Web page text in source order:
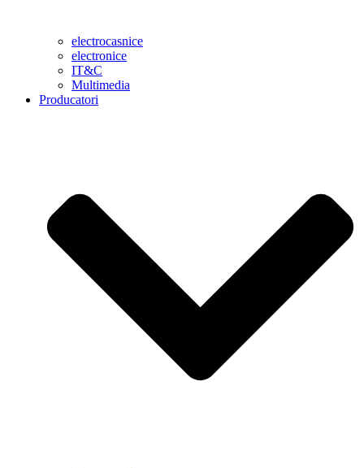
electrocasnice
electronice
IT&C
Multimedia
Producatori